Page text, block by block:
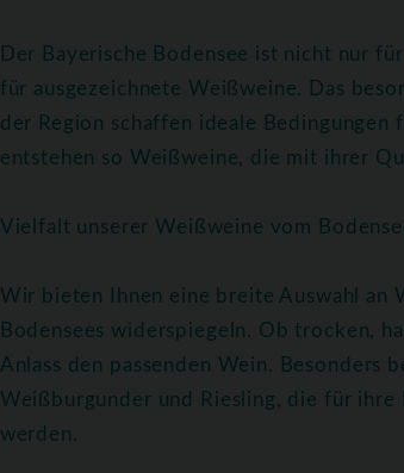
Der Bayerische Bodensee ist nicht nur
für ausgezeichnete Weißweine. Das
der Region schaffen ideale
entstehen so Weißweine, die mit ihrer
Vielfalt unserer Weißweine vom
Wir bieten Ihnen eine breite Auswahl an
Bodensees widerspiegeln. Ob trocken,
Anlass den passenden Wein. Besonders
Weißburgunder und Riesling, die für
werden.